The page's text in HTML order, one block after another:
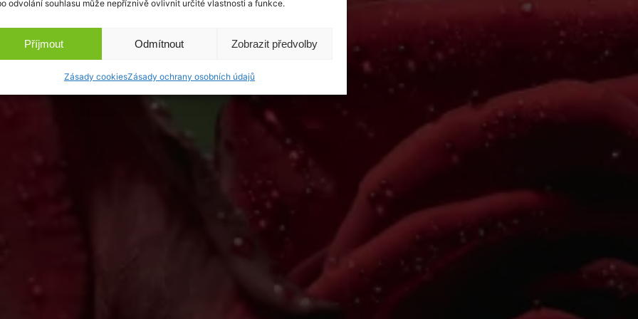
odvolání souhlasu může nepříznivě ovlivnit určité vlastnosti a funkce.
Příjmout Odmítnout Zobrazit předvolby
Zásady cookiesZásady ochrany osobních údajů